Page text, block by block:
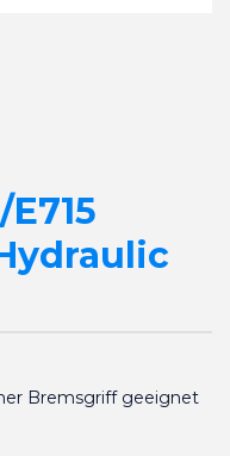
Bremsgriff geeignet